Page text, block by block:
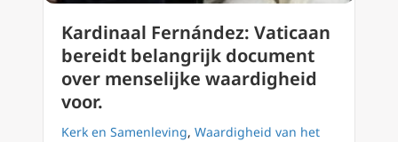
Kardinaal Fernández: Vaticaan
bereidt belangrijk document
over menselijke waardigheid
voor.
Kerk en Samenleving, Waardigheid van het